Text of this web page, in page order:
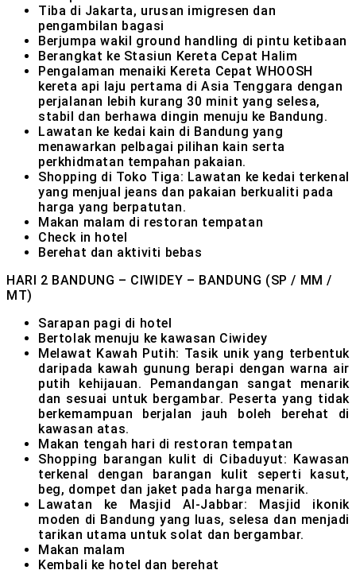
Tiba di Jakarta, urusan imigresen dan
pengambilan bagasi
Berjumpa wakil ground handling di pintu ketibaan
Berangkat ke Stasiun Kereta Cepat Halim
Pengalaman menaiki Kereta Cepat WHOOSH
kereta api laju pertama di Asia Tenggara dengan
perjalanan lebih kurang 30 minit yang selesa,
stabil dan berhawa dingin menuju ke Bandung.
Lawatan ke kedai kain di Bandung yang
menawarkan pelbagai pilihan kain serta
perkhidmatan tempahan pakaian.
Shopping di Toko Tiga: Lawatan ke kedai terkenal
yang menjual jeans dan pakaian berkualiti pada
harga yang berpatutan.
Makan malam di restoran tempatan
Check in hotel
Berehat dan aktiviti bebas
HARI 2 BANDUNG – CIWIDEY – BANDUNG (SP / MM /
MT)
Sarapan pagi di hotel
Bertolak menuju ke kawasan Ciwidey
Melawat Kawah Putih: Tasik unik yang terbentuk
daripada kawah gunung berapi dengan warna air
putih kehijauan. Pemandangan sangat menarik
dan sesuai untuk bergambar. Peserta yang tidak
berkemampuan berjalan jauh boleh berehat di
kawasan atas.
Makan tengah hari di restoran tempatan
Shopping barangan kulit di Cibaduyut: Kawasan
terkenal dengan barangan kulit seperti kasut,
beg, dompet dan jaket pada harga menarik.
Lawatan ke Masjid Al-Jabbar: Masjid ikonik
moden di Bandung yang luas, selesa dan menjadi
tarikan utama untuk solat dan bergambar.
Makan malam
Kembali ke hotel dan berehat